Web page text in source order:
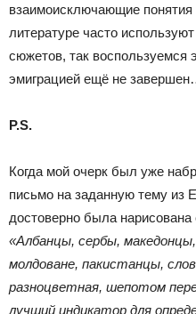
взаимоисключающие
литературе часто
сюжетов, так воспользуемся
эмиграцией ещё не
P.S.
Когда мой очерк был уже
письмо на заданную тему из
достоверно была
«Албанцы, сербы,
молдоване, пакистанцы,
разноцветная, шепотом
лучший индикатор для